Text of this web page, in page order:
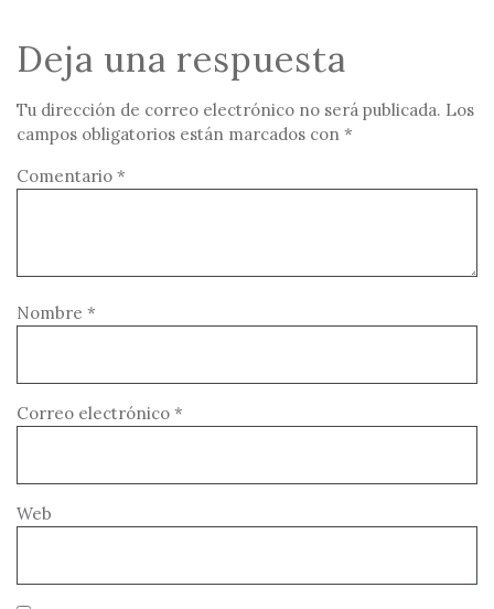
Deja una respuesta
Tu dirección de correo electrónico no será publicada. Los
campos obligatorios están marcados con *
Comentario *
Nombre *
Correo electrónico *
Web